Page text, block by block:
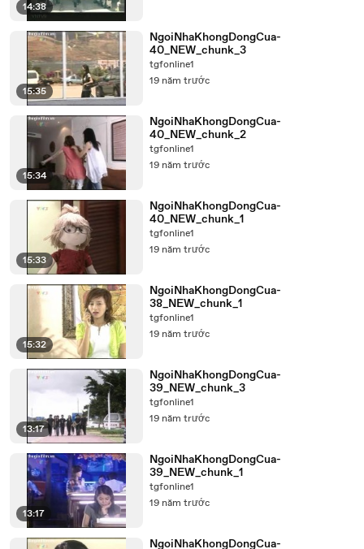
14:38
15:35
NgoiNhaKhongDongCua-
40_NEW_chunk_3
tgfonline1
19 năm trước
15:34
NgoiNhaKhongDongCua-
40_NEW_chunk_2
tgfonline1
19 năm trước
15:33
NgoiNhaKhongDongCua-
40_NEW_chunk_1
tgfonline1
19 năm trước
15:32
NgoiNhaKhongDongCua-
38_NEW_chunk_1
tgfonline1
19 năm trước
13:17
NgoiNhaKhongDongCua-
39_NEW_chunk_3
tgfonline1
19 năm trước
13:17
NgoiNhaKhongDongCua-
39_NEW_chunk_1
tgfonline1
19 năm trước
NgoiNhaKhongDongCua-